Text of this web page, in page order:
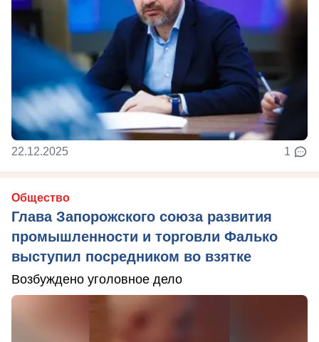
22.12.2025 1
Общество
Глава Запорожского союза развития
промышленности и торговли Фалько
выступил посредником во взятке
Возбуждено уголовное дело